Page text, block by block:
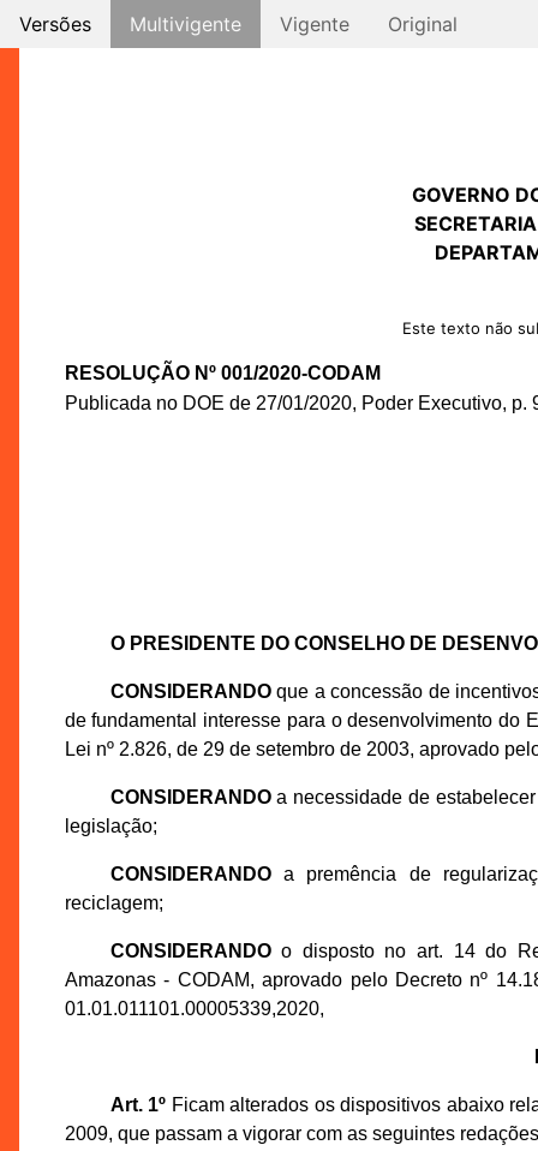
Versões Multivigente Vigente Original
GOVERNO
Este texto não
RESOLUÇÃO Nº 001/2020-CODAM
Publicada no DOE de 27/01/2020, Poder Executivo, p.
O PRESIDENTE DO CONSELHO DE
CONSIDERANDOque a concessão de
de fundamental interesse para o desenvolvimento do
Lei nº 2.826, de 29 de setembro de 2003, aprovado
CONSIDERANDOa necessidade de
legislação;
CONSIDERANDOa premência de
reciclagem;
CONSIDERANDOo disposto no art. 14 do
Amazonas - CODAM, aprovado pelo Decreto nº
01.01.011101.00005339,2020,
Art. 1º Ficam alterados os dispositivos abaixo
2009, que passam a vigorar com as seguintes